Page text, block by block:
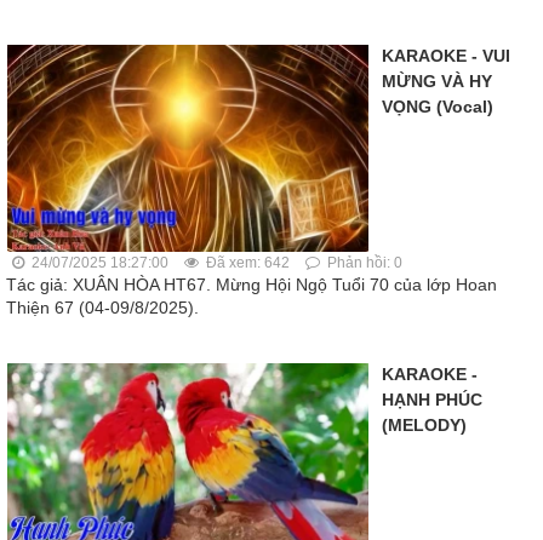
KARAOKE - VUI
MỪNG VÀ HY
VỌNG (Vocal)
24/07/2025 18:27:00 Đã xem: 642 Phản hồi: 0
Tác giả: XUÂN HÒA HT67. Mừng Hội Ngộ Tuổi 70 của lớp Hoan
Thiện 67 (04-09/8/2025).
KARAOKE -
HẠNH PHÚC
(MELODY)